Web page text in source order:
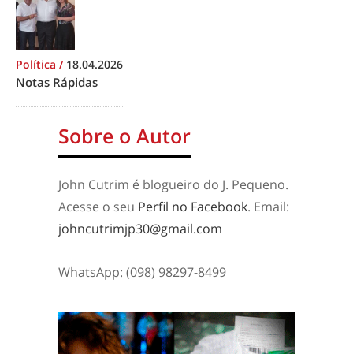
Política / 18.04.2026
Notas Rápidas
Sobre o Autor
John Cutrim é blogueiro do J. Pequeno.
Acesse o seu Perfil no Facebook. Email:
johncutrimjp30@gmail.com
WhatsApp: (098) 98297-8499